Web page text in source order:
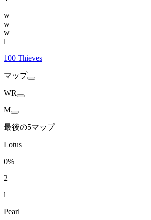
w
w
w
l
100 Thieves
マップ
WR
M
最後の5マップ
Lotus
0%
2
l
Pearl